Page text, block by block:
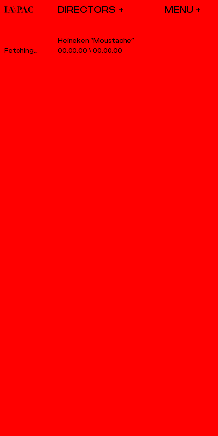
DIRECTORS
00.00.00 \ 00.00.00
Heineken “Moustache”